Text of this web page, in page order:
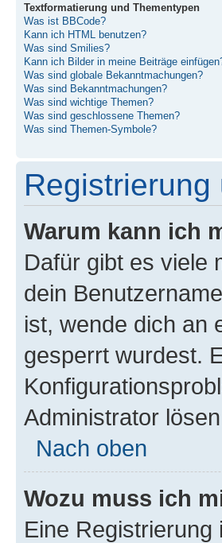
Textformatierung und Thementypen
Was ist BBCode?
Kann ich HTML benutzen?
Was sind Smilies?
Kann ich Bilder in meine Beiträge
Was sind globale Bekanntmachungen?
Was sind Bekanntmachungen?
Was sind wichtige Themen?
Was sind geschlossene Themen?
Was sind Themen-Symbole?
Registrierung
Warum kann ich
Dafür gibt es viele
dein
ist, wende dich an
gesperrt wurdest.
Administrator
Nach oben
Wozu muss ich
Eine